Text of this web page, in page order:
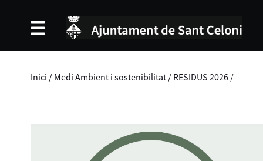
Inici / Medi Ambient i sostenibilitat / RESIDUS 2026 /